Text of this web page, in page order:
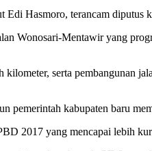
Hasmoro, terancam
Wonosari-Mentawir yang
serta pembangunan
kabupaten baru
2017 yang mencapai lebih